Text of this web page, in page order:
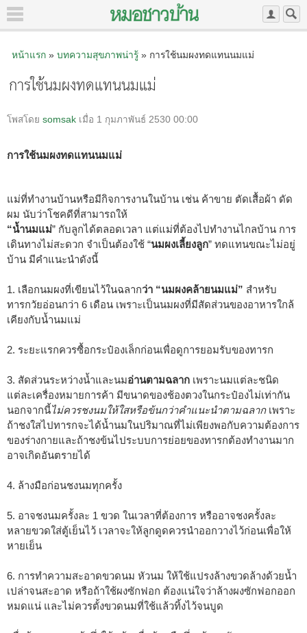
หน้าแรก» บทความสุขภาพน่ารู้» การใช้นมผงทดแทนนมแม่
การใช้นมผงทดแทนนมแม่
โพสโดย somsak เมื่อ 1 กุมภาพันธ์ 2530 00:00
การใช้นมผงทดแทนนมแม่
แม่ที่ทำงานบ้านหรือมีกิจการงานในบ้าน เช่น ค้าขาย ตัดเสื้อผ้า ดัด
ผม นับว่าโชคดีที่สามารถให้
“น้ำนมแม่” กับลูกได้ตลอดเวลา แต่แม่ที่ต้องไปทำงานไกลบ้าน การ
เดินทางไม่สะดวก จำเป็นต้องใช้ “นมผงเลี้ยงลูก” ทดแทนขณะไม่อยู่
บ้าน มีคำแนะนำดังนี้
1. เลือกนมผงที่เขียนไว้ในฉลากว่า “นมผงคล้ายนมแม่” สำหรับ
ทารกวัยอ่อนกว่า 6 เดือน เพราะเป็นนมผงที่มีสัดส่วนของอาหารใกล้
เคียงกับน้ำนมแม่
2. ระยะแรกควรซื้อกระป๋องเล็กก่อนเพื่อดูการยอมรับของทารก
3. สัดส่วนระหว่างน้ำและนมอ่านตามฉลาก เพราะนมแต่ละชนิด
แต่ละเครื่องหมายการค้า มีขนาดของช้องตวงในกระป๋องไม่เท่ากัน
นอกจากนี้ไม่ควรชงนมให้ใสหรือข้นกว่าคำแนะนำตามฉลาก เพราะ
ถ้าชงใสไปทารกจะได้น้ำนมในปริมาณที่ไม่เพียงพอกับความต้องการ
ของร่างกายและถ้าชงข้นไประบบการย่อยของทารกต้องทำงานมาก
อาจเกิดอันตรายได้
4. ล้างมือก่อนชงนมทุกครั้ง
5. อาจชงนมครั้งละ 1 ขวด ในเวลาที่ต้องการ หรืออาจชงครั้งละ
หลายขวดใส่ตู้เย็นไว้ เวลาจะให้ลูกดูดควรนำออกวางไว้ก่อนเพื่อให้
หายเย็น
6. การทำความสะอาดขวดนม หัวนม ให้ใช้แปรงล้างขวดล้างด้วยน้ำ
เปล่าจนสะอาด หรือถ้าใช้ผงซักฟอก ต้องแน่ใจว่าล้างผงซักฟอกออก
หมดแน่ และไม่ควรตั้งขวดนมที่ใช้แล้วทิ้งไว้จนบูด